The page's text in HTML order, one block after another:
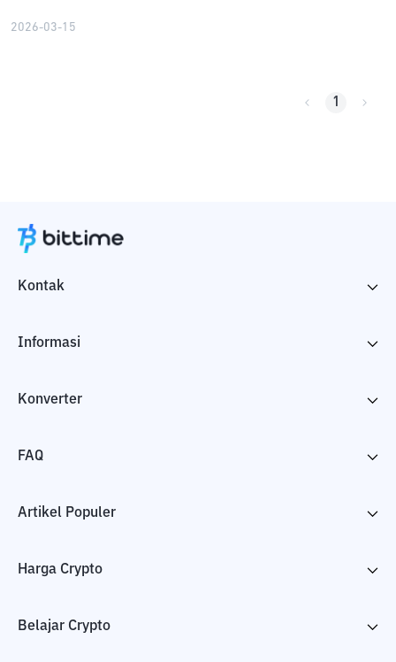
2026-03-15
1
Kontak
Informasi
Konverter
FAQ
Artikel Populer
Harga Crypto
Belajar Crypto